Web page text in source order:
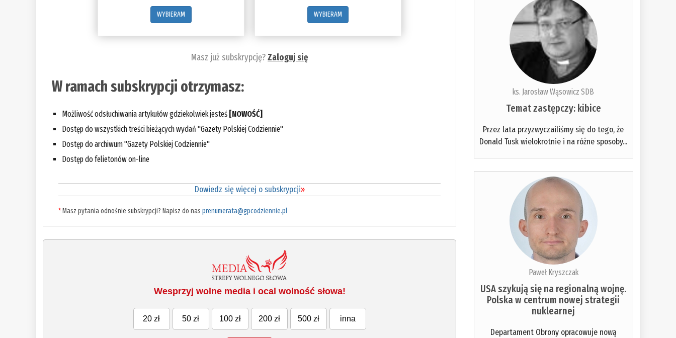
WYBIERAM WYBIERAM
Masz już subskrypcję?Zaloguj się
W ramach subskrypcji otrzymasz:
Możliwość odsłuchiwania artykułów gdziekolwiek jesteś [NOWOŚĆ]
Dostęp do wszystkich treści bieżących wydań "Gazety Polskiej Codziennie"
Dostęp do archiwum "Gazety Polskiej Codziennie"
Dostęp do felietonów on-line
Dowiedz się więcej o subskrypcji»
*Masz pytania odnośnie subskrypcji? Napisz do nasprenumerata@gpcodziennie.pl
Wesprzyj wolne media i ocal wolność słowa!
20 zł 50 zł 100 zł 200 zł 500 zł inna
ks. Jarosław Wąsowicz SDB
Temat zastępczy: kibice
Przez lata przyzwyczailiśmy się do tego, że
Donald Tusk wielokrotnie i na różne sposoby...
Paweł Kryszczak
USA szykują się na regionalną wojnę.
Polska w centrum nowej strategii
nuklearnej
Departament Obrony opracowuje nową